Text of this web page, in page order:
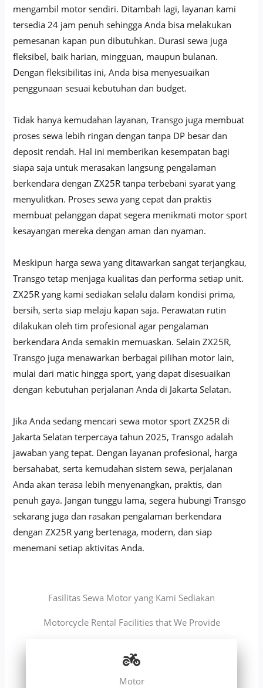
mengambil motor sendiri. Ditambah lagi, layanan kami
tersedia 24 jam penuh sehingga Anda bisa melakukan
pemesanan kapan pun dibutuhkan. Durasi sewa juga
fleksibel, baik harian, mingguan, maupun bulanan.
Dengan fleksibilitas ini, Anda bisa menyesuaikan
penggunaan sesuai kebutuhan dan budget.
Tidak hanya kemudahan layanan, Transgo juga membuat
proses sewa lebih ringan dengan tanpa DP besar dan
deposit rendah. Hal ini memberikan kesempatan bagi
siapa saja untuk merasakan langsung pengalaman
berkendara dengan ZX25R tanpa terbebani syarat yang
menyulitkan. Proses sewa yang cepat dan praktis
membuat pelanggan dapat segera menikmati motor sport
kesayangan mereka dengan aman dan nyaman.
Meskipun harga sewa yang ditawarkan sangat terjangkau,
Transgo tetap menjaga kualitas dan performa setiap unit.
ZX25R yang kami sediakan selalu dalam kondisi prima,
bersih, serta siap melaju kapan saja. Perawatan rutin
dilakukan oleh tim profesional agar pengalaman
berkendara Anda semakin memuaskan. Selain ZX25R,
Transgo juga menawarkan berbagai pilihan motor lain,
mulai dari matic hingga sport, yang dapat disesuaikan
dengan kebutuhan perjalanan Anda di Jakarta Selatan.
Jika Anda sedang mencari sewa motor sport ZX25R di
Jakarta Selatan terpercaya tahun 2025, Transgo adalah
jawaban yang tepat. Dengan layanan profesional, harga
bersahabat, serta kemudahan sistem sewa, perjalanan
Anda akan terasa lebih menyenangkan, praktis, dan
penuh gaya. Jangan tunggu lama, segera hubungi Transgo
sekarang juga dan rasakan pengalaman berkendara
dengan ZX25R yang bertenaga, modern, dan siap
menemani setiap aktivitas Anda.
Fasilitas Sewa Motor yang Kami Sediakan
Motorcycle Rental Facilities that We Provide
Motor